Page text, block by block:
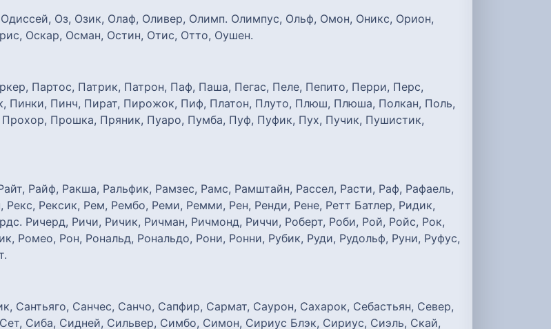
Оз, Озик, Олаф, Оливер, Олимп. Олимпус, Ольф, Омон, Оникс, Орион,
Оскар, Осман, Остин, Отис, Отто, Оушен.
Партос, Патрик, Патрон, Паф, Паша, Пегас, Пеле, Пепито, Перри, Перс,
Пинки, Пинч, Пират, Пирожок, Пиф, Платон, Плуто, Плюш, Плюша, Полкан, Поль,
Прошка, Пряник, Пуаро, Пумба, Пуф, Пуфик, Пух, Пучик, Пушистик,
Райф, Ракша, Ральфик, Рамзес, Рамс, Рамштайн, Рассел, Расти, Раф, Рафаель,
Рексик, Рем, Рембо, Реми, Ремми, Рен, Ренди, Рене, Ретт Батлер, Ридик,
Ричерд, Ричи, Ричик, Ричман, Ричмонд, Риччи, Роберт, Роби, Рой, Ройс, Рок,
Ромео, Рон, Рональд, Рональдо, Рони, Ронни, Рубик, Руди, Рудольф, Руни, Руфус,
Сантьяго, Санчес, Санчо, Сапфир, Сармат, Саурон, Сахарок, Себастьян, Север,
Сиба, Сидней, Сильвер, Симбо, Симон, Сириус Блэк, Сириус, Сиэль, Скай,